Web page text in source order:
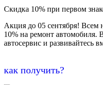
Скидка 10% при первом
Акция до 05 сентября!
10% на ремонт
автосервис и развивайтесь
как получить?